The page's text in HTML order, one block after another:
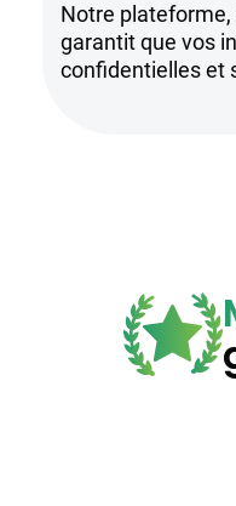
Notre plateforme,
garantit que vos
confidentielles et